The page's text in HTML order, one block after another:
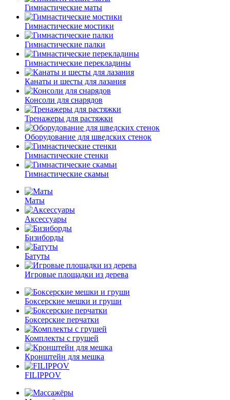
Гимнастические маты
Гимнастические мостики
Гимнастические палки
Гимнастические перекладины
Канаты и шесты для лазания
Консоли для снарядов
Тренажеры для растяжки
Оборудование для шведских стенок
Гимнастические стенки
Гимнастические скамьи
Маты
Аксессуары
Бизиборды
Батуты
Игровые площадки из дерева
Боксерские мешки и груши
Боксерские перчатки
Комплекты с грушей
Кронштейн для мешка
FILIPPOV